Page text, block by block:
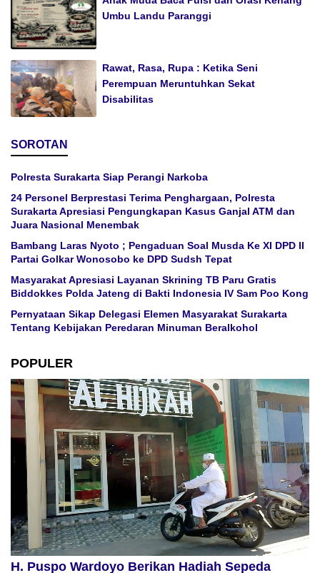
Umbu Landu Paranggi
Rawat, Rasa, Rupa : Ketika Seni
Perempuan Meruntuhkan Sekat
Disabilitas
SOROTAN
Polresta Surakarta Siap Perangi Narkoba
24 Personel Berprestasi Terima Penghargaan, Polresta
Surakarta Apresiasi Pengungkapan Kasus Ganjal ATM dan
Juara Nasional Menembak
Bambang Laras Nyoto ; Pengaduan Soal Musda Ke XI DPD II
Partai Golkar Wonosobo ke DPD Sudsh Tepat
Masyarakat Apresiasi Layanan Skrining TB Paru Gratis
Biddokkes Polda Jateng di Bakti Indonesia IV Sam Poo Kong
Pernyataan Sikap Delegasi Elemen Masyarakat Surakarta
Tentang Kebijakan Peredaran Minuman Beralkohol
POPULER
H. Puspo Wardoyo Berikan Hadiah Sepeda